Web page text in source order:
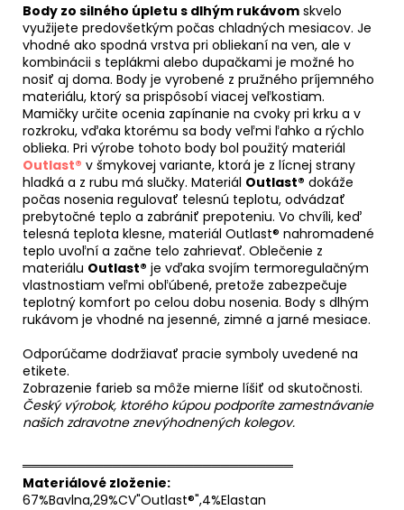
Body zo silného úpletu s dlhým rukávom skvelo
využijete predovšetkým počas chladných mesiacov. Je
vhodné ako spodná vrstva pri obliekaní na ven, ale v
kombinácii s teplákmi alebo dupačkami je možné ho
nosiť aj doma. Body je vyrobené z pružného príjemného
materiálu, ktorý sa prispôsobí viacej veľkostiam.
Mamičky určite ocenia zapínanie na cvoky pri krku a v
rozkroku, vďaka ktorému sa body veľmi ľahko a rýchlo
oblieka. Pri výrobe tohoto body bol použitý materiál
Outlast® v šmykovej variante, ktorá je z lícnej strany
hladká a z rubu má slučky. Materiál Outlast® dokáže
počas nosenia regulovať telesnú teplotu, odvádzať
prebytočné teplo a zabrániť prepoteniu. Vo chvíli, keď
telesná teplota klesne, materiál Outlast® nahromadené
teplo uvoľní a začne telo zahrievať. Oblečenie z
materiálu Outlast® je vďaka svojím termoregulačným
vlastnostiam veľmi obľúbené, pretože zabezpečuje
teplotný komfort po celou dobu nosenia. Body s dlhým
rukávom je vhodné na jesenné, zimné a jarné mesiace.
Odporúčame dodržiavať pracie symboly uvedené na
etikete.
Zobrazenie farieb sa môže mierne líšiť od skutočnosti.
Český výrobok, ktorého kúpou podporíte zamestnávanie
našich zdravotne znevýhodnených kolegov.
══════════════════════════════
Materiálové zloženie:
67%Bavlna,29%CV"Outlast®",4%Elastan